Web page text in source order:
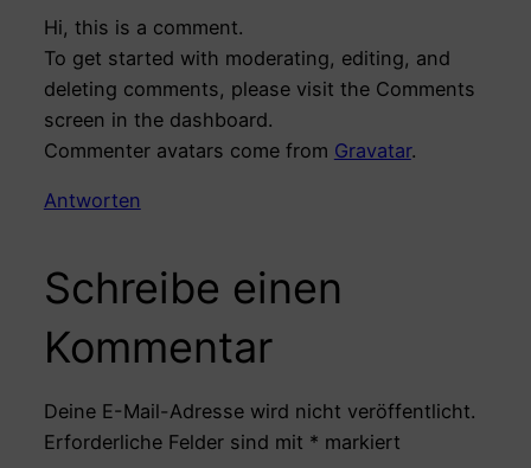
Hi, this is a comment.
To get started with moderating, editing, and
deleting comments, please visit the Comments
screen in the dashboard.
Commenter avatars come from Gravatar.
Antworten
Schreibe einen
Kommentar
Deine E-Mail-Adresse wird nicht veröffentlicht.
Erforderliche Felder sind mit * markiert